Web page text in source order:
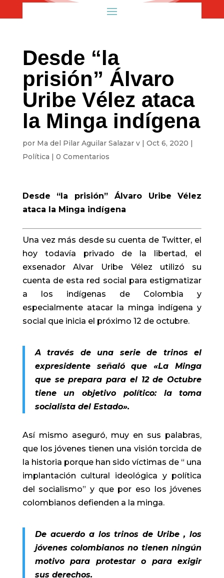
Desde “la
prisión” Álvaro
Uribe Vélez ataca
la Minga indígena
por Ma del Pilar Aguilar Salazar v| Oct 6, 2020 |
Política | 0 Comentarios
Desde “la prisión” Álvaro Uribe Vélez
ataca la Minga indígena
Una vez más desde su cuenta de Twitter, el
hoy todavía privado de la libertad, el
exsenador Alvar Uribe Vélez utilizó su
cuenta de esta red social para estigmatizar
a los indígenas de Colombia y
especialmente atacar la minga indígena y
social que inicia el próximo 12 de octubre.
A través de una serie de trinos el
expresidente señaló que «La Minga
que se prepara para el 12 de Octubre
tiene un objetivo político: la toma
socialista del Estado».
Así mismo aseguró, muy en sus palabras,
que los jóvenes tienen una visión torcida de
la historia porque han sido víctimas de “ una
implantación cultural ideológica y política
del socialismo” y que por eso los jóvenes
colombianos defienden a la minga.
De acuerdo a los trinos de Uribe , los
jóvenes colombianos no tienen ningún
motivo para protestar o para exigir
sus derechos.